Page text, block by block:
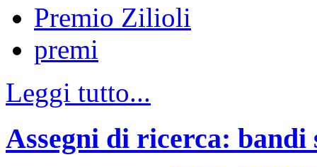
Premio Zilioli
premi
Leggi tutto...
Assegni di ricerca: bandi